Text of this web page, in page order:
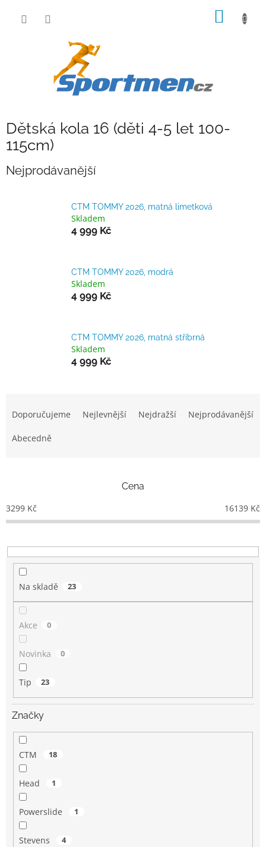
Dětská kola 16 (děti 4-5 let 100-
115cm)
Nejprodávanější
CTM TOMMY 2026, matná limetková
Skladem
4 999 Kč
CTM TOMMY 2026, modrá
Skladem
4 999 Kč
CTM TOMMY 2026, matná stříbrná
Skladem
4 999 Kč
e
o
d
k
t
Doporučujeme Nejlevnější Nejdražší Nejprodávanější
Abecedně
Cena
3299 Kč 16139 Kč
Na skladě 23
Akce 0
Novinka 0
Tip 23
Značky
CTM 18
Head 1
Powerslide 1
Stevens 4